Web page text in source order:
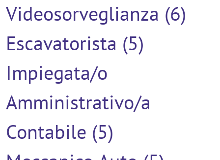
Videosorveglianza (6)
Escavatorista (5)
Impiegata/o
Amministrativo/a
Contabile (5)